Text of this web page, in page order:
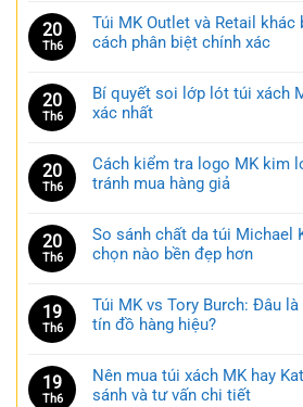
20
Th6
Túi MK Outlet và Retail
cách phân biệt chính xác
20
Th6
Bí quyết soi lớp lót túi xách
xác nhất
20
Th6
Cách kiểm tra logo MK kim
tránh mua hàng giả
20
Th6
So sánh chất da túi Michael
chọn nào bền đẹp hơn
19
Th6
Túi MK vs Tory Burch: Đâu
tín đồ hàng hiệu?
19
Th6
Nên mua túi xách MK hay
sánh và tư vấn chi tiết